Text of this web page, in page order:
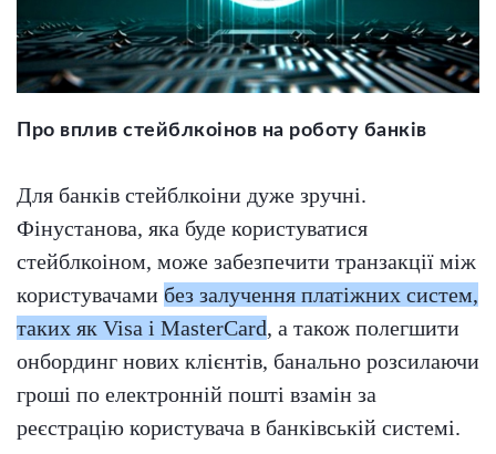
Про вплив стейблкоінов на роботу банків
Для банків стейблкоіни дуже зручні.
Фінустанова, яка буде користуватися
стейблкоіном, може забезпечити транзакції між
користувачами без залучення платіжних систем,
таких як Visa і MasterCard, а також полегшити
онбординг нових клієнтів, банально розсилаючи
гроші по електронній пошті взамін за
реєстрацію користувача в банківській системі.